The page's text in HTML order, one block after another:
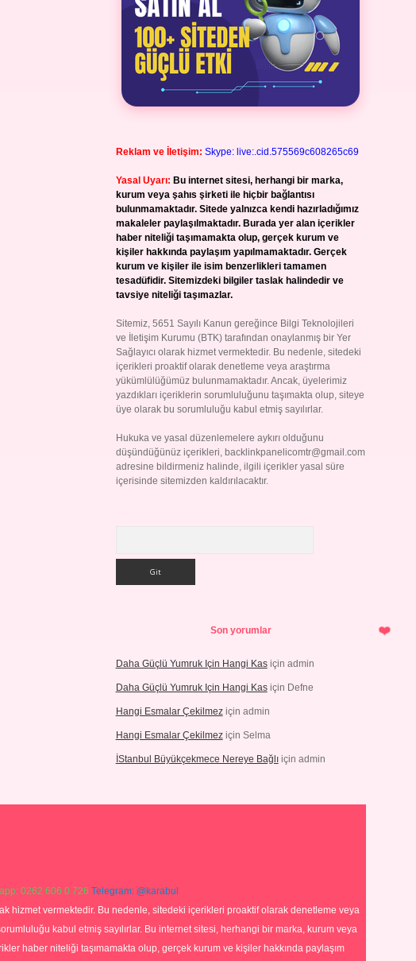
Reklam ve İletişim: Skype: live:.cid.575569c608265c69
Yasal Uyarı: Bu internet sitesi, herhangi bir marka,
kurum veya şahıs şirketi ile hiçbir bağlantısı
bulunmamaktadır. Sitede yalnızca kendi hazırladığımız
makaleler paylaşılmaktadır. Burada yer alan içerikler
haber niteliği taşımamakta olup, gerçek kurum ve
kişiler hakkında paylaşım yapılmamaktadır. Gerçek
kurum ve kişiler ile isim benzerlikleri tamamen
tesadüfidir. Sitemizdeki bilgiler taslak halindedir ve
tavsiye niteliği taşımazlar.
Sitemiz, 5651 Sayılı Kanun gereğince Bilgi Teknolojileri
ve İletişim Kurumu (BTK) tarafından onaylanmış bir Yer
Sağlayıcı olarak hizmet vermektedir. Bu nedenle, sitedeki
içerikleri proaktif olarak denetleme veya araştırma
yükümlülüğümüz bulunmamaktadır. Ancak, üyelerimiz
yazdıkları içeriklerin sorumluluğunu taşımakta olup, siteye
üye olarak bu sorumluluğu kabul etmiş sayılırlar.
Hukuka ve yasal düzenlemelere aykırı olduğunu
düşündüğünüz içerikleri, backlinkpanelicomtr@gmail.com
adresine bildirmeniz halinde, ilgili içerikler yasal süre
içerisinde sitemizden kaldırılacaktır.
Son yorumlar
Daha Güçlü Yumruk Için Hangi Kasiçin admin
Daha Güçlü Yumruk Için Hangi Kasiçin Defne
Hangi Esmalar Çekilmeziçin admin
Hangi Esmalar Çekilmeziçin Selma
İStanbul Büyükçekmece Nereye Bağlıiçin admin
0262 606 0 726 Telegram: @karabul
hizmet vermektedir. Bu nedenle, sitedeki içerikleri proaktif olarak denetleme veya
kabul etmiş sayılırlar. Bu internet sitesi, herhangi bir marka, kurum veya
haber niteliği taşımamakta olup, gerçek kurum ve kişiler hakkında paylaşım